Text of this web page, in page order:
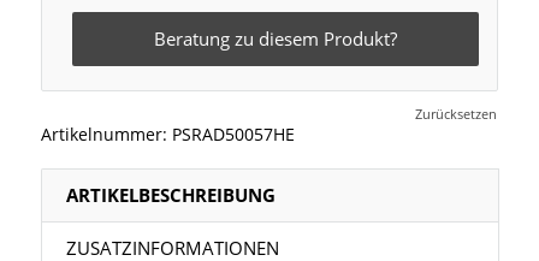
Zurücksetzen
Beratung zu diesem Produkt?
Artikelnummer: PSRAD50057HE
ARTIKELBESCHREIBUNG
ZUSATZINFORMATIONEN